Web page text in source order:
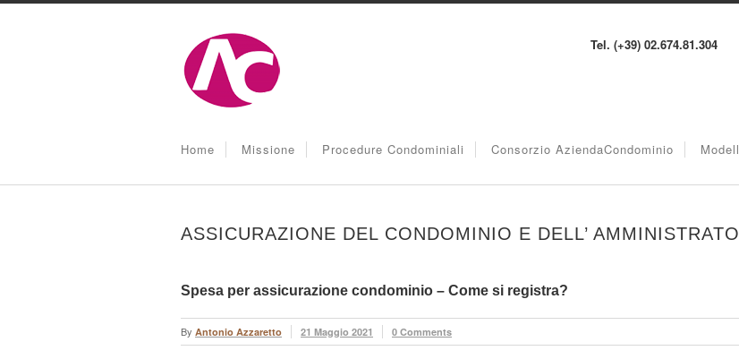
Tel. (+39) 02.674.81.304
Home Missione Procedure Condominiali Consorzio AziendaCondominio
ASSICURAZIONE DEL CONDOMINIO E DELL’
Spesa per assicurazione condominio – Come si registra?
By Antonio Azzaretto 21 Maggio 2021 0 Comments